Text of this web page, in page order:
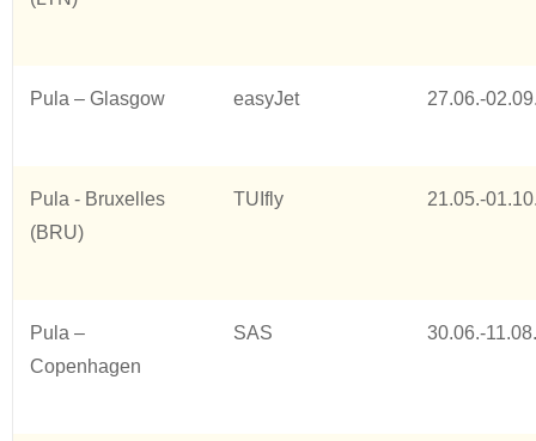
Pula – Glasgow easyJet 27.06.-
Pula - Bruxelles
(BRU)
TUIfly 21.05.-
Pula –
Copenhagen
SAS 30.06.-11.08.